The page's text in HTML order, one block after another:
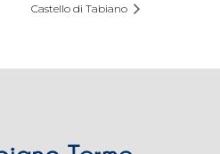
Castello di Tabiano